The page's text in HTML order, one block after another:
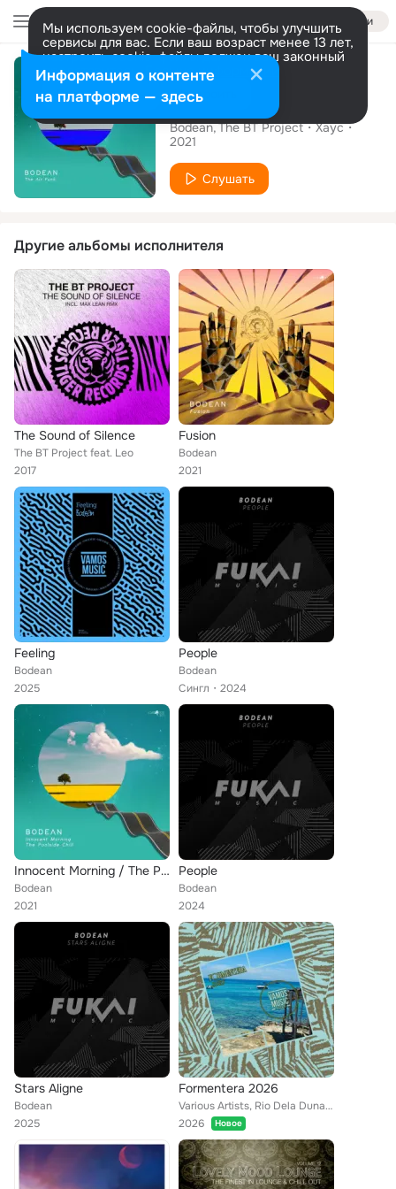
Войти
Мы используем cookie-файлы, чтобы улучшить
сервисы для вас. Если ваш возраст менее 13 лет,
настроить cookie-файлы должен ваш законный
представитель. Больше информации
Разрешить все Настроить
Сингл
The Air Funk
Bodean The BT Project
Хаус
2021
Слушать
Другие альбомы исполнителя
The Sound of Silence
The BT Project feat. Leo
2017
Fusion
Bodean
2021
Feeling
Bodean
2025
People
Bodean
Сингл
2024
Innocent Morning / The Poolside Chill
Bodean
2021
People
Bodean
2024
Stars Aligne
Bodean
2025
Formentera 2026
Various Artists, Rio Dela Duna, Pato D'Auria, Krys, Son Of Keno, Ivory White, Tribalero, Hawka, LEGEND PR, Gan, Jacques Trèsbien...
2026
Новое
Информация о контенте
на платформе — здесь